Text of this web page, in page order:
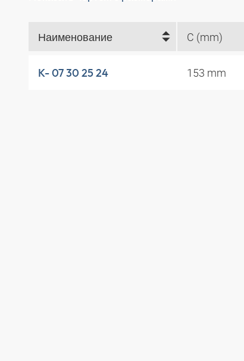
Наименование C (mm)
K- 07 30 25 24 153 mm